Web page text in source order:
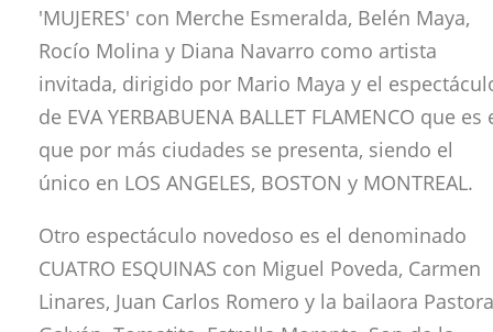
'MUJERES' con Merche Esmeralda, Belén Maya,
Rocío Molina y Diana Navarro como artista
invitada, dirigido por Mario Maya y el
de EVA YERBABUENA BALLET FLAMENCO que es
que por más ciudades se presenta, siendo el
único en LOS ANGELES, BOSTON y MONTREAL.
Otro espectáculo novedoso es el denominado
CUATRO ESQUINAS con Miguel Poveda, Carmen
Linares, Juan Carlos Romero y la bailaora Pastora